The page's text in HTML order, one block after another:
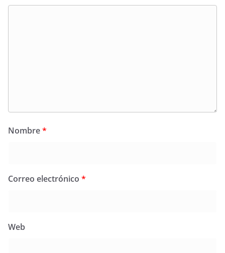
Nombre*
Correo electrónico *
Web